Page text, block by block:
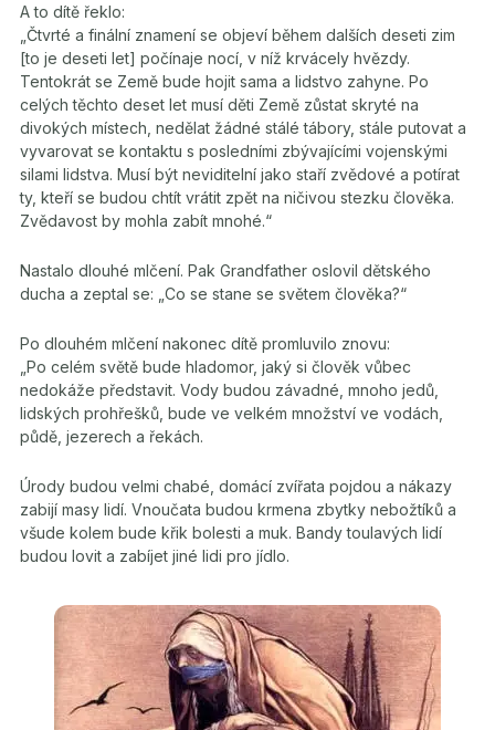
A to dítě řeklo:
„Čtvrté a finální znamení se objeví během dalších deseti zim
[to je deseti let] počínaje nocí, v níž krvácely hvězdy.
Tentokrát se Země bude hojit sama a lidstvo zahyne. Po
celých těchto deset let musí děti Země zůstat skryté na
divokých místech, nedělat žádné stálé tábory, stále putovat a
vyvarovat se kontaktu s posledními zbývajícími vojenskými
silami lidstva. Musí být neviditelní jako staří zvědové a potírat
ty, kteří se budou chtít vrátit zpět na ničivou stezku člověka.
Zvědavost by mohla zabít mnohé.“
Nastalo dlouhé mlčení. Pak Grandfather oslovil dětského
ducha a zeptal se: „Co se stane se světem člověka?“
Po dlouhém mlčení nakonec dítě promluvilo znovu:
„Po celém světě bude hladomor, jaký si člověk vůbec
nedokáže představit. Vody budou závadné, mnoho jedů,
lidských prohřešků, bude ve velkém množství ve vodách,
půdě, jezerech a řekách.
Úrody budou velmi chabé, domácí zvířata pojdou a nákazy
zabijí masy lidí. Vnoučata budou krmena zbytky nebožtíků a
všude kolem bude křik bolesti a muk. Bandy toulavých lidí
budou lovit a zabíjet jiné lidi pro jídlo.